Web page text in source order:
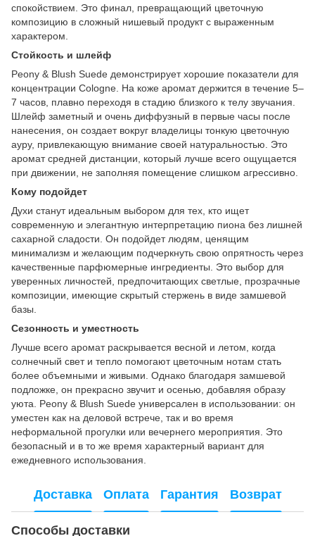
спокойствием. Это финал, превращающий цветочную
композицию в сложный нишевый продукт с выраженным
характером.
Стойкость и шлейф
Peony & Blush Suede демонстрирует хорошие показатели для
концентрации Cologne. На коже аромат держится в течение 5–
7 часов, плавно переходя в стадию близкого к телу звучания.
Шлейф заметный и очень диффузный в первые часы после
нанесения, он создает вокруг владелицы тонкую цветочную
ауру, привлекающую внимание своей натуральностью. Это
аромат средней дистанции, который лучше всего ощущается
при движении, не заполняя помещение слишком агрессивно.
Кому подойдет
Духи станут идеальным выбором для тех, кто ищет
современную и элегантную интерпретацию пиона без лишней
сахарной сладости. Он подойдет людям, ценящим
минимализм и желающим подчеркнуть свою опрятность через
качественные парфюмерные ингредиенты. Это выбор для
уверенных личностей, предпочитающих светлые, прозрачные
композиции, имеющие скрытый стержень в виде замшевой
базы.
Сезонность и уместность
Лучше всего аромат раскрывается весной и летом, когда
солнечный свет и тепло помогают цветочным нотам стать
более объемными и живыми. Однако благодаря замшевой
подложке, он прекрасно звучит и осенью, добавляя образу
уюта. Peony & Blush Suede универсален в использовании: он
уместен как на деловой встрече, так и во время
неформальной прогулки или вечернего мероприятия. Это
безопасный и в то же время характерный вариант для
ежедневного использования.
Доставка Оплата Гарантия Возврат
Способы доставки